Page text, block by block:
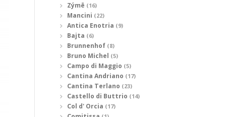
Zýmē (16)
Mancini (22)
Antica Enotria (9)
Bajta (6)
Brunnenhof (8)
Bruno Michel (5)
Campo di Maggio (5)
Cantina Andriano (17)
Cantina Terlano (23)
Castello di Buttrio (14)
Col d' Orcia (17)